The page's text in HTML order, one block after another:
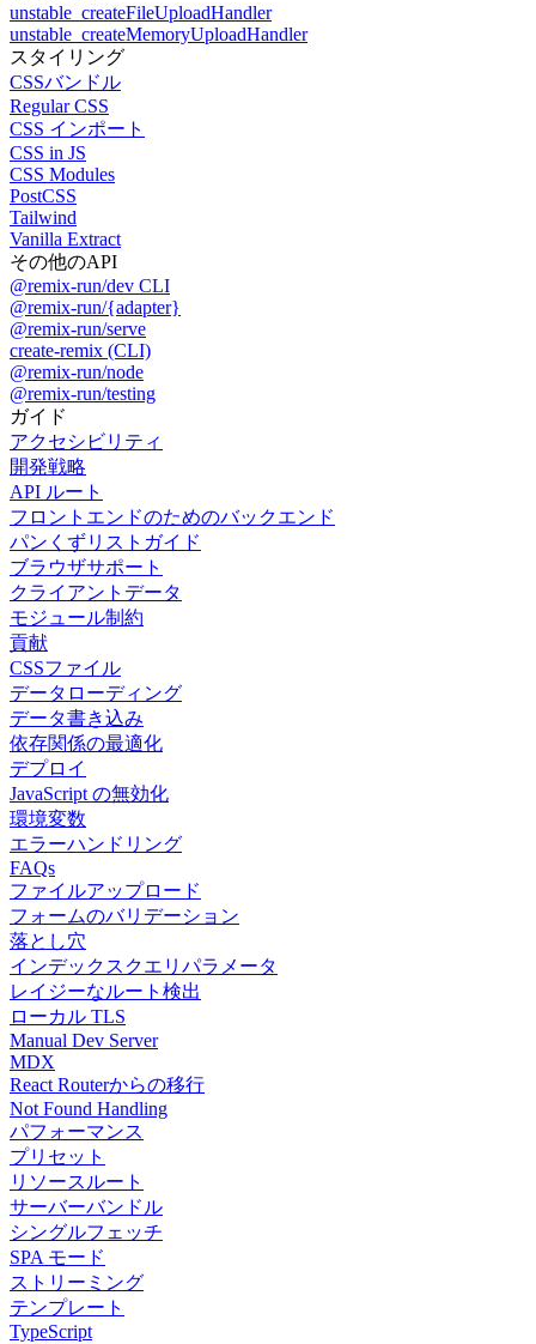
unstable_createFileUploadHandler
unstable_createMemoryUploadHandler
スタイリング
CSSバンドル
Regular CSS
CSS インポート
CSS in JS
CSS Modules
PostCSS
Tailwind
Vanilla Extract
その他のAPI
@remix-run/dev CLI
@remix-run/{adapter}
@remix-run/serve
create-remix (CLI)
@remix-run/node
@remix-run/testing
ガイド
アクセシビリティ
開発戦略
API ルート
フロントエンドのためのバックエンド
パンくずリストガイド
ブラウザサポート
クライアントデータ
モジュール制約
貢献
CSSファイル
データローディング
データ書き込み
依存関係の最適化
デプロイ
JavaScript の無効化
環境変数
エラーハンドリング
FAQs
ファイルアップロード
フォームのバリデーション
落とし穴
インデックスクエリパラメータ
レイジーなルート検出
ローカル TLS
Manual Dev Server
MDX
React Routerからの移行
Not Found Handling
パフォーマンス
プリセット
リソースルート
サーバーバンドル
シングルフェッチ
SPA モード
ストリーミング
テンプレート
TypeScript